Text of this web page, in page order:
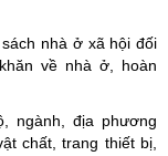
nhà ở xã hội đối
về nhà ở, hoàn
ngành, địa phương
chất, trang thiết bị,